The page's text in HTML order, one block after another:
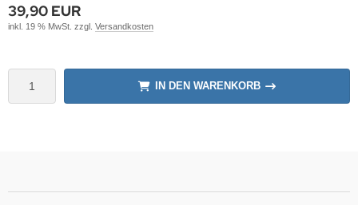
39,90 EUR
inkl. 19 % MwSt. zzgl. Versandkosten
IN DEN WARENKORB